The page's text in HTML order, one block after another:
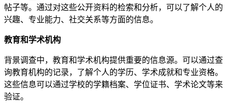
帖子等。通过对这些公开资料的检索和分析，可以了解个人的
兴趣、专业能力、社交关系等方面的信息。
教育和学术机构
背景调查中，教育和学术机构提供重要的信息源。可以通过查
询教育机构的记录，了解个人的学历、学术成就和专业资格。
这些信息可以通过学校的学籍档案、学位证书、学术论文等来
验证。